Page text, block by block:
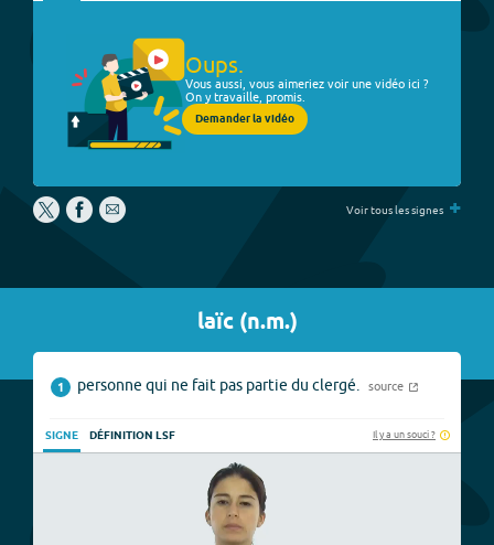
Oups.
Vous aussi, vous aimeriez voir une vidéo ici ?
On y travaille, promis.
Demander la vidéo
Voir tous les signes +
laïc(n.m.)
1 personne qui ne fait pas partie du clergé. source
SIGNE DÉFINITION LSF Il y a un souci ?